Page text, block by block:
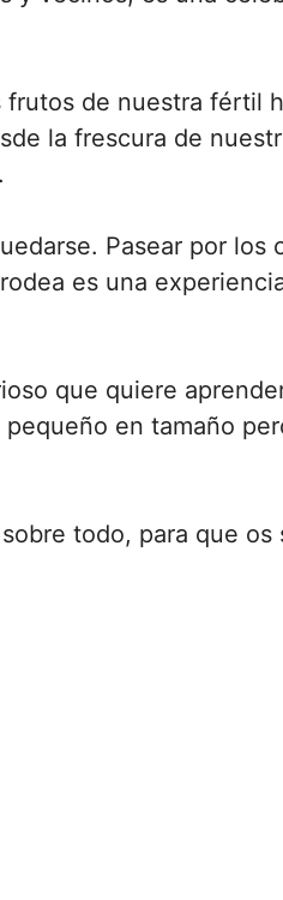
frutos de nuestra fértil
la frescura de
Pasear por los
es una
que quiere
en tamaño
todo, para que